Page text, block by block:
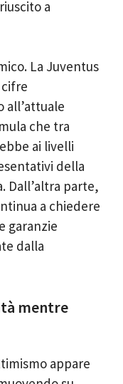
a
La Juventus
che tra
ai livelli
della
Dall’altra parte,
a chiedere
garanzie
dalla
mentre
appare